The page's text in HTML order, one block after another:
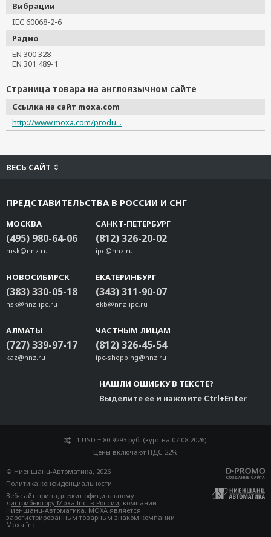
Вибрации
IEC 60068-2-6
Радио
EN 300 328
EN 301 489-1
Страница товара на англоязычном сайте
Ссылка на сайт moxa.com
http://www.moxa.com/produ...
ВЕСЬ САЙТ
ПРЕДСТАВИТЕЛЬСТВА В РОССИИ И СНГ
МОСКВА
(495) 980-64-06
msk@nnz.ru
САНКТ-ПЕТЕРБУРГ
(812) 326-20-02
ipc@nnz.ru
НОВОСИБИРСК
(383) 330-05-18
nsk@nnz-ipc.ru
ЕКАТЕРИНБУРГ
(343) 311-90-07
ekb@nnz-ipc.ru
АЛМАТЫ
(727) 339-97-17
kaz@nnz.ru
ЧАСТНЫМ ЛИЦАМ
(812) 326-45-54
ipc-shopping@nnz.ru
НАШЛИ ОШИБКУ В ТЕКСТЕ?
Выделите ее и нажмите Ctrl+Enter
1 USD = 80.9293 руб. (курс на 07.08.2026)
Цены включают НДС 22%
© Ниеншанц-Автоматика, 2026
Политика конфиденциальности
Веб-сайт принадлежит официальному
дистрибьютору Moxa Inc. в России, компании
Ниеншанц-Автоматика. MOXA является
зарегистрированным товарным знаком компании
Moxa Inc.